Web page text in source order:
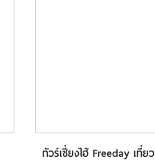
ทัวร์เซี่ยงไฮ้ Freeday เที่ยว